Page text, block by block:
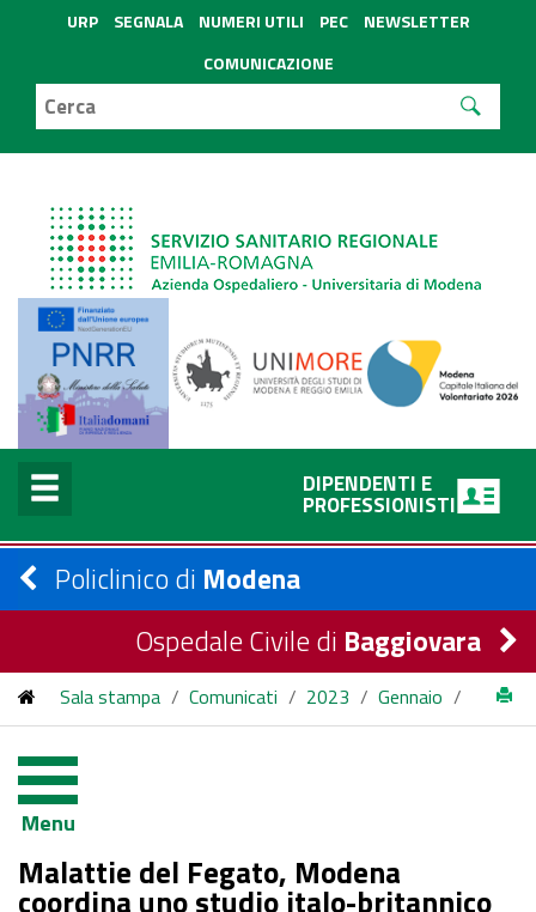
URP SEGNALA NUMERI UTILI PEC
NEWSLETTER
COMUNICAZIONE
DIPENDENTI E
PROFESSIONISTI
Policlinico di Modena
Ospedale Civile di Baggiovara
Sala stampa / Comunicati / 2023 / Gennaio /
britannico sulla diagnosi di steatosi epatica non alcolica1
Menu
Malattie del Fegato, Modena
coordina uno studio italo-britannico